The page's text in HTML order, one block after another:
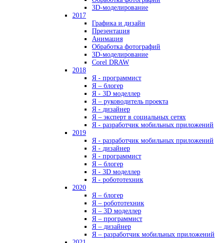
3D-моделирование
2017
Графика и дизайн
Презентация
Анимация
Обработка фотографий
3D-моделирование
Corel DRAW
2018
Я - программист
Я – блогер
Я - 3D моделлер
Я – руководитель проекта
Я - дизайнер
Я – эксперт в социальных сетях
Я - разработчик мобильных приложений
2019
Я - разработчик мобильных приложений
Я - дизайнер
Я - программист
Я – блогер
Я - 3D моделлер
Я - робототехник
2020
Я – блогер
Я – робототехник
Я – 3D моделлер
Я – программист
Я – дизайнер
Я – разработчик мобильных приложений